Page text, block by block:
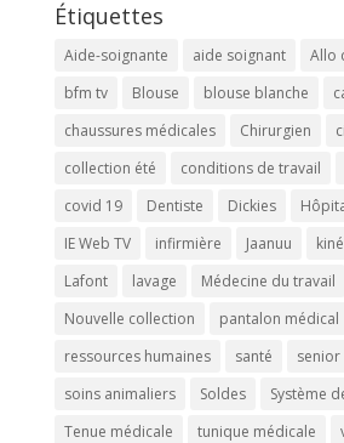
Étiquettes
Aide-soignante aide soignant
Allo
bfm tv
Blouse blouse blanche
chaussures médicales
Chirurgien
collection été
conditions de travail
covid 19
Dentiste Dickies
IE Web TV
infirmière Jaanuu kiné
Lafont
lavage Médecine du travail
Nouvelle collection
pantalon médical
ressources humaines
santé senior
soins animaliers
Soldes Système
Tenue médicale
tunique médicale